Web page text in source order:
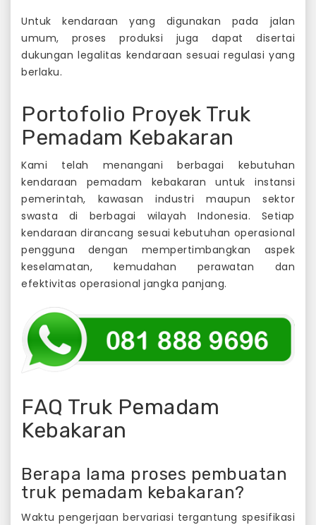
Untuk kendaraan yang digunakan pada jalan
umum, proses produksi juga dapat disertai
dukungan legalitas kendaraan sesuai regulasi yang
berlaku.
Portofolio Proyek Truk
Pemadam Kebakaran
Kami telah menangani berbagai kebutuhan
kendaraan pemadam kebakaran untuk instansi
pemerintah, kawasan industri maupun sektor
swasta di berbagai wilayah Indonesia. Setiap
kendaraan dirancang sesuai kebutuhan operasional
pengguna dengan mempertimbangkan aspek
keselamatan, kemudahan perawatan dan
efektivitas operasional jangka panjang.
FAQ Truk Pemadam
Kebakaran
Berapa lama proses pembuatan
truk pemadam kebakaran?
Waktu pengerjaan bervariasi tergantung spesifikasi